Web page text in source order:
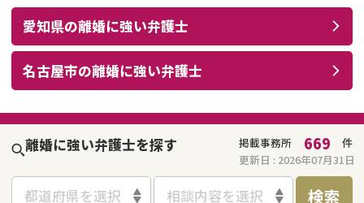
愛知県の離婚に強い弁護士
名古屋市の離婚に強い弁護士
離婚に強い弁護士を探す 掲載事務所 669
件
更新日 : 2026年07月31日
都道府県を選択 相談内容を選択 検索